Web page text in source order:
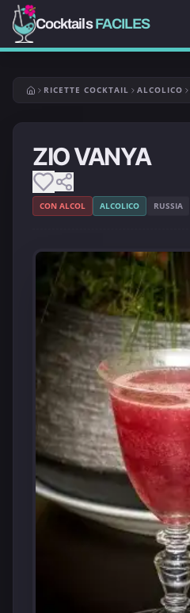
CocktailsFACILES
RICETTE COCKTAIL ALCOLICO
ZIO VANYA
CON ALCOL ALCOLICO RUSSIA